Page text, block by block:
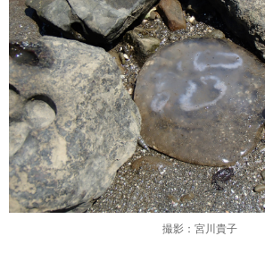
撮影：宮川貴子